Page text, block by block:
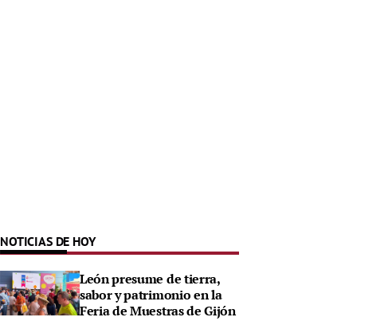
NOTICIAS DE HOY
León presume de tierra,
sabor y patrimonio en la
Feria de Muestras de Gijón